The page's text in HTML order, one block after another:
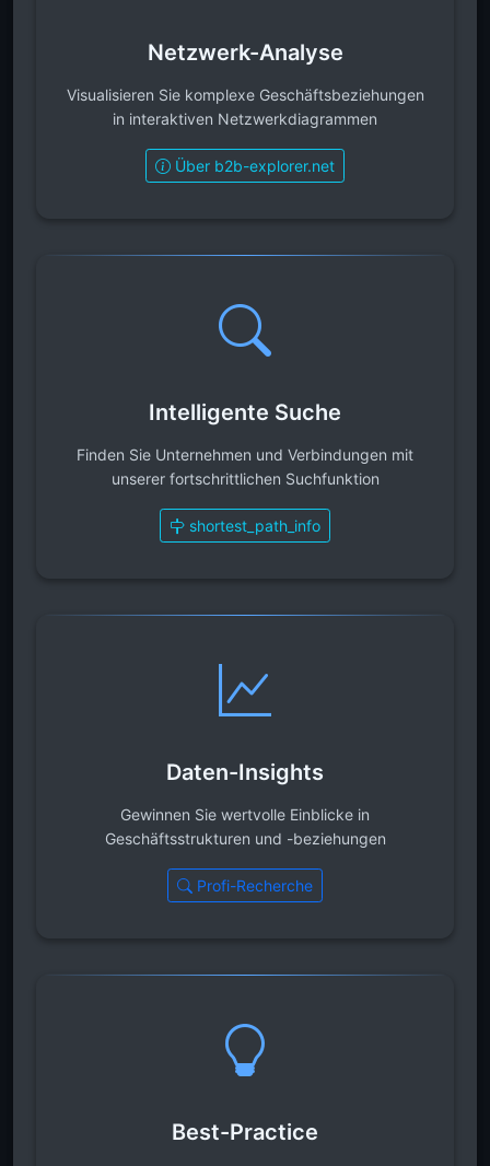
Netzwerk-Analyse
Visualisieren Sie komplexe Geschäftsbeziehungen
in interaktiven Netzwerkdiagrammen
Über b2b-explorer.net
Intelligente Suche
Finden Sie Unternehmen und Verbindungen mit
unserer fortschrittlichen Suchfunktion
shortest_path_info
Daten-Insights
Gewinnen Sie wertvolle Einblicke in
Geschäftsstrukturen und -beziehungen
Profi-Recherche
Best-Practice